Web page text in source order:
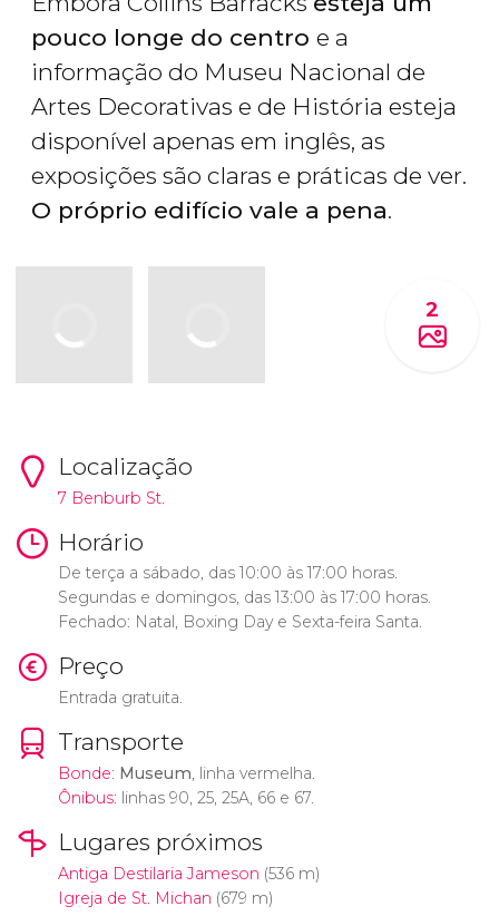
pouco longe do centro e a
informação do Museu Nacional de
Artes Decorativas e de História esteja
disponível apenas em inglês, as
exposições são claras e práticas de ver.
O próprio edifício vale a pena.
2
Localização
7 Benburb St.
Horário
De terça a sábado, das 10:00 às 17:00 horas.
Segundas e domingos, das 13:00 às 17:00 horas.
Fechado: Natal, Boxing Day e Sexta-feira Santa.
Preço
Entrada gratuita.
Transporte
Bonde: Museum, linha vermelha.
Ônibus: linhas 90, 25, 25A, 66 e 67.
Lugares próximos
Antiga Destilaria Jameson (536 m)
Igreja de St. Michan (679 m)